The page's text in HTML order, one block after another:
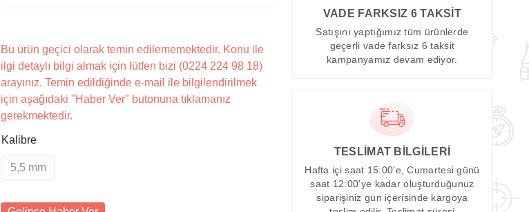
Bu ürün geçici olarak temin edilememektedir. Konu ile
ilgi detaylı bilgi almak için lütfen bizi (0224 224 98 18)
arayınız. Temin edildiğinde e-mail ile bilgilendirilmek
için aşağıdaki "Haber Ver" butonuna tıklamanız
gerekmektedir.
Kalibre
5,5 mm
VADE FARKSIZ 6 TAKSİT
Satışını yaptığımız tüm ürünlerde
geçerli vade farksız 6 taksit
kampanyamız devam ediyor.
TESLİMAT BİLGİLERİ
Hafta içi saat 15:00'e, Cumartesi günü
saat 12:00'ye kadar oluşturduğunuz
siparişiniz gün içerisinde kargoya